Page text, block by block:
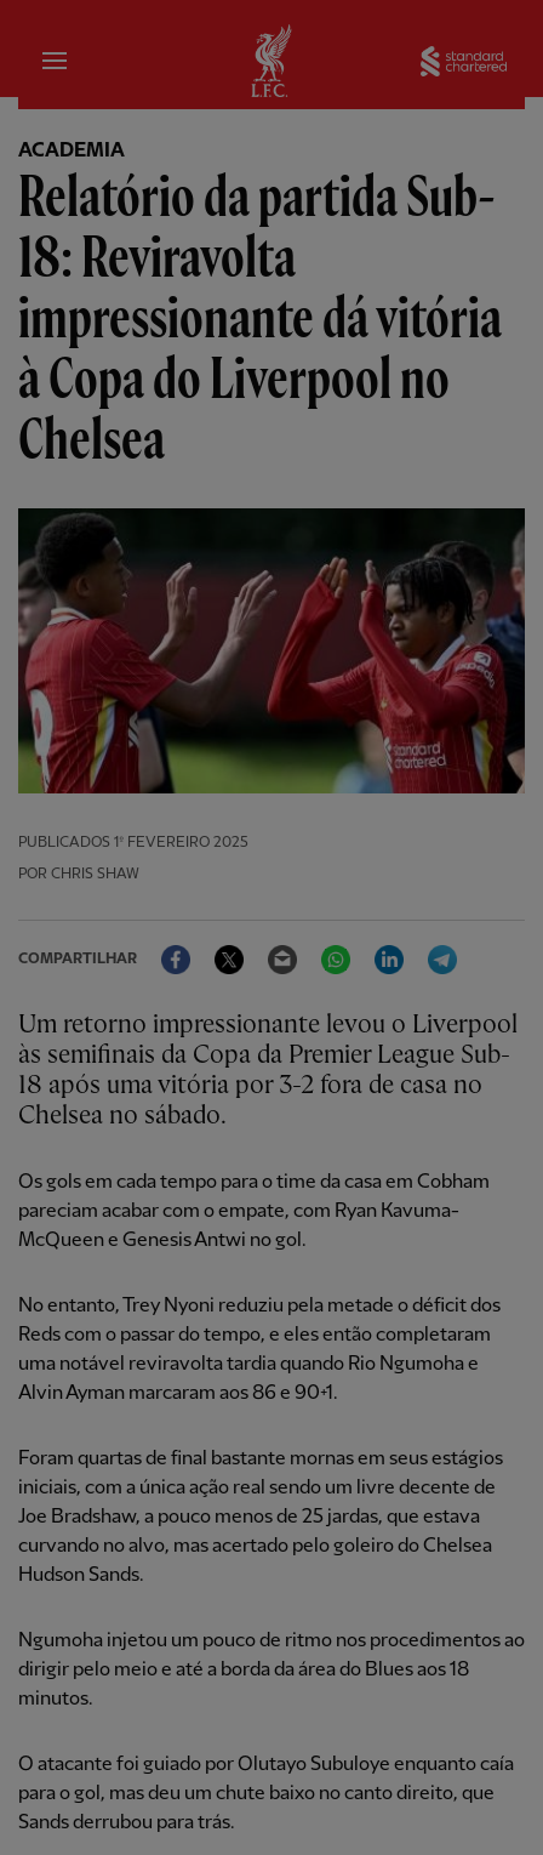
Inicial
ACADEMIA
Relatório da partida Sub-
18: Reviravolta
impressionante dá vitória
à Copa do Liverpool no
Chelsea
PUBLICADOS 1º FEVEREIRO 2025
POR CHRIS SHAW
COMPARTILHAR
FacebookTwitter Email WhatsAppLinkedIn
Um retorno impressionante levou o Liverpool
às semifinais da Copa da Premier League Sub-
18 após uma vitória por 3-2 fora de casa no
Chelsea no sábado.
Os gols em cada tempo para o time da casa em Cobham
pareciam acabar com o empate, com Ryan Kavuma-
McQueen e Genesis Antwi no gol.
No entanto, Trey Nyoni reduziu pela metade o déficit dos
Reds com o passar do tempo, e eles então completaram
uma notável reviravolta tardia quando Rio Ngumoha e
Alvin Ayman marcaram aos 86 e 90+1.
Foram quartas de final bastante mornas em seus estágios
iniciais, com a única ação real sendo um livre decente de
Joe Bradshaw, a pouco menos de 25 jardas, que estava
curvando no alvo, mas acertado pelo goleiro do Chelsea
Hudson Sands.
Ngumoha injetou um pouco de ritmo nos procedimentos ao
dirigir pelo meio e até a borda da área do Blues aos 18
minutos.
O atacante foi guiado por Olutayo Subuloye enquanto caía
para o gol, mas deu um chute baixo no canto direito, que
Sands derrubou para trás.